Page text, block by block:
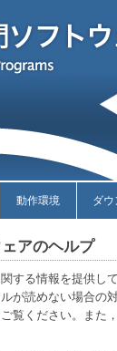
動作環境 ダ
アのヘルプ
する情報を提供し
が読めない場合の
覧ください。また